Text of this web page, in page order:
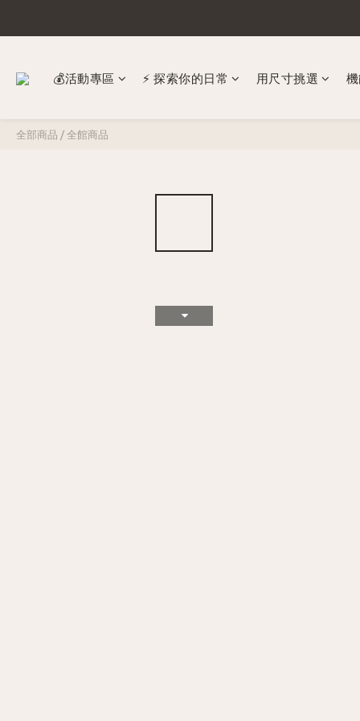
💰活動專區 ⚡ 探索你的日常 ​用尺寸挑選
全部商品 / 全館商品